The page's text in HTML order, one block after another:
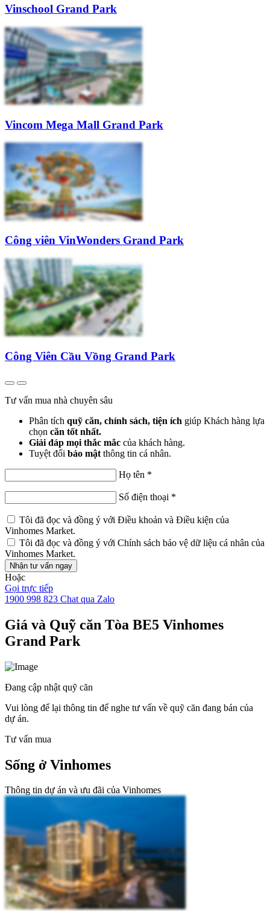
Vinschool Grand Park
Vincom Mega Mall Grand Park
Công viên VinWonders Grand Park
Công Viên Cầu Vồng Grand Park
Tư vấn mua nhà chuyên sâu
Phân tích quỹ căn, chính sách, tiện ích giúp Khách hàng lựa
chọn căn tốt nhất.
Giải đáp mọi thắc mắc của khách hàng.
Tuyệt đối bảo mật thông tin cá nhân.
Họ tên *
Số điện thoại *
Tôi đã đọc và đồng ý với Điều khoản và Điều kiện của
Vinhomes Market.
Tôi đã đọc và đồng ý với Chính sách bảo vệ dữ liệu cá nhân của
Vinhomes Market.
Nhận tư vấn ngay
Hoặc
Gọi trực tiếp
1900 998 823 Chat qua Zalo
Giá và Quỹ căn Tòa BE5 Vinhomes
Grand Park
Đang cập nhật quỹ căn
Vui lòng để lại thông tin để nghe tư vấn về quỹ căn đang bán của
dự án.
Tư vấn mua
Sống ở Vinhomes
Thông tin dự án và ưu đãi của Vinhomes